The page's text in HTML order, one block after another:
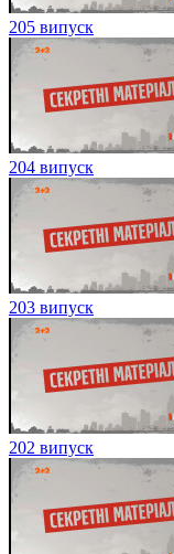
205 випуск
204 випуск
203 випуск
202 випуск